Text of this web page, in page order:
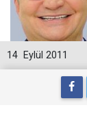
14 Eylül 2011